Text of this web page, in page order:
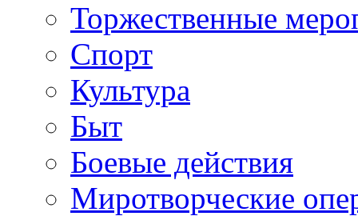
Торжественные
Спорт
Культура
Быт
Боевые действия
Миротворческие